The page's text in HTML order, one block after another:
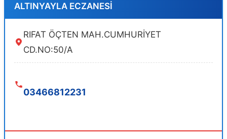
ALTINYAYLA ECZANESİ
RIFAT ÖÇTEN MAH.CUMHURİYET
CD.NO:50/A
03466812231